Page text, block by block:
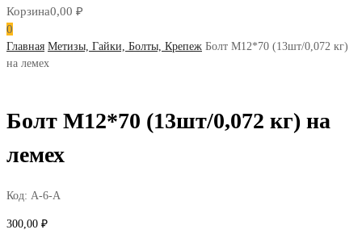
Корзина0,00 ₽
0
Главная Метизы, Гайки, Болты, Крепеж Болт М12*70 (13шт/0,072 кг)
на лемех
Болт М12*70 (13шт/0,072 кг) на
лемех
Код: А-6-А
300,00 ₽